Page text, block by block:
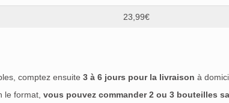
23,99€
comptez ensuite 3 à 6 jours pour la livraison à
le format, vous pouvez commander 2 ou 3 bouteilles